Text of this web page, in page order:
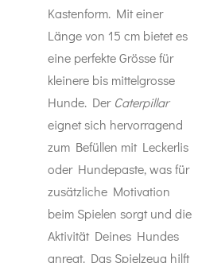
Kastenform. Mit einer
Länge von 15 cm bietet es
eine perfekte Grösse für
kleinere bis mittelgrosse
Hunde. Der Caterpillar
eignet sich hervorragend
zum Befüllen mit Leckerlis
oder Hundepaste, was für
zusätzliche Motivation
beim Spielen sorgt und die
Aktivität Deines Hundes
anregt. Das Spielzeug hilft